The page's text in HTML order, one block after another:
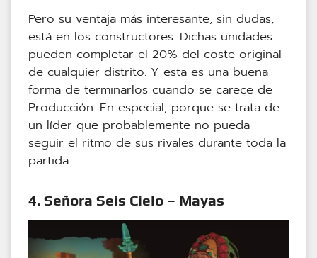
Pero su ventaja más interesante, sin dudas,
está en los constructores. Dichas unidades
pueden completar el 20% del coste original
de cualquier distrito. Y esta es una buena
forma de terminarlos cuando se carece de
Producción. En especial, porque se trata de
un líder que probablemente no pueda
seguir el ritmo de sus rivales durante toda la
partida.
4. Señora Seis Cielo – Mayas